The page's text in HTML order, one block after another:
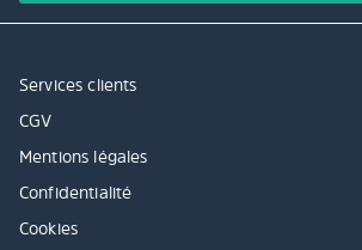
Services clients
CGV
Mentions légales
Confidentialité
Cookies